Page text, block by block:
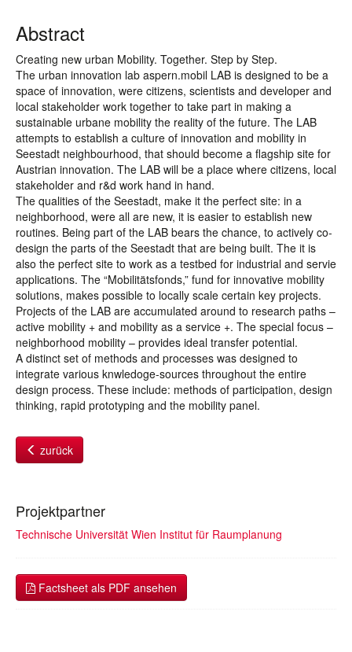
Abstract
Creating new urban Mobility. Together. Step by Step.
The urban innovation lab aspern.mobil LAB is designed to be a
space of innovation, were citizens, scientists and developer and
local stakeholder work together to take part in making a
sustainable urbane mobility the reality of the future. The LAB
attempts to establish a culture of innovation and mobility in
Seestadt neighbourhood, that should become a flagship site for
Austrian innovation. The LAB will be a place where citizens, local
stakeholder and r&d work hand in hand.
The qualities of the Seestadt, make it the perfect site: in a
neighborhood, were all are new, it is easier to establish new
routines. Being part of the LAB bears the chance, to actively co-
design the parts of the Seestadt that are being built. The it is
also the perfect site to work as a testbed for industrial and servie
applications. The “Mobilitätsfonds,” fund for innovative mobility
solutions, makes possible to locally scale certain key projects.
Projects of the LAB are accumulated around to research paths –
active mobility + and mobility as a service +. The special focus –
neighborhood mobility – provides ideal transfer potential.
A distinct set of methods and processes was designed to
integrate various knwledoge-sources throughout the entire
design process. These include: methods of participation, design
thinking, rapid prototyping and the mobility panel.
zurück
Projektpartner
Technische Universität Wien Institut für Raumplanung
Factsheet als PDF ansehen